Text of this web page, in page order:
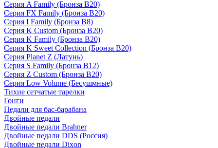
Серия A Family (Бронза B20)
Серия FX Family (Бронза B20)
Серия I Family (Бронза B8)
Серия K Custom (Бронза B20)
Серия K Family (Бронза B20)
Серия K Sweet Collection (Бронза B20)
Серия Planet Z (Латунь)
Серия S Family (Бронза B12)
Серия Z Custom (Бронза B20)
Серия Low Volume (Бесушмные)
Тихие сетчатые тарелки
Гонги
Педали для бас-барабана
Двойные педали
Двойные педали Brahner
Двойные педали DDS (Россия)
Двойные педали Dixon